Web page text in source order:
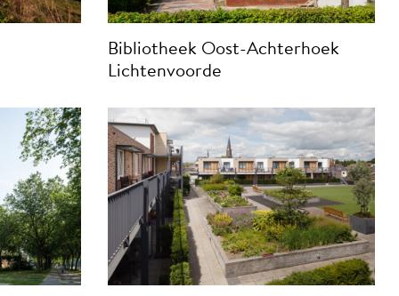
Bibliotheek Oost-Achterhoek
Lichtenvoorde